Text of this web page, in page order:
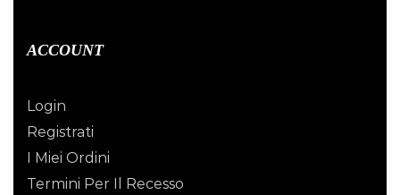
ACCOUNT
Login
Registrati
I Miei Ordini
Termini Per Il Recesso